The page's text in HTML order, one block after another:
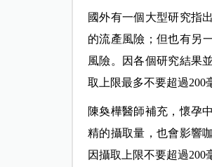
國外有一個大型研究指
的流產風險；但也有另
風險。因各個研究結果
取上限最多不要超過200
陳奐樺醫師補充，懷孕中
精的攝取量，也會影響
因攝取上限不要超過200